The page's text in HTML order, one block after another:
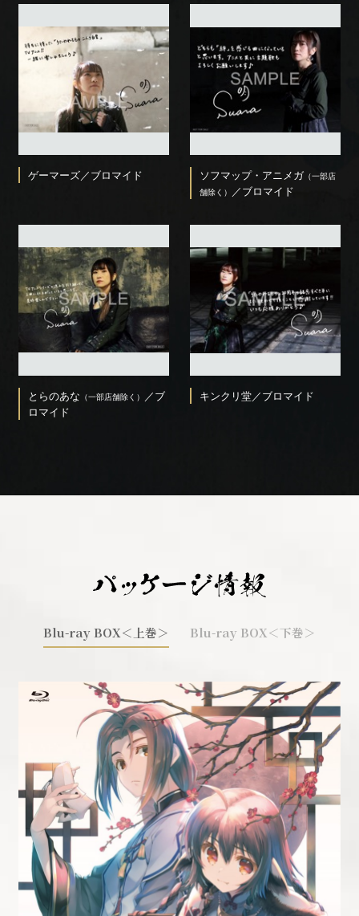
ゲーマーズ／ブロマイド ソフマップ・アニメガ（一部店
舗除く） ／ブロマイド
とらのあな （一部店舗除く） ／ブ
ロマイド
キンクリ堂／ブロマイド
Blu-ray BOX＜上巻＞ Blu-ray BOX＜下巻＞